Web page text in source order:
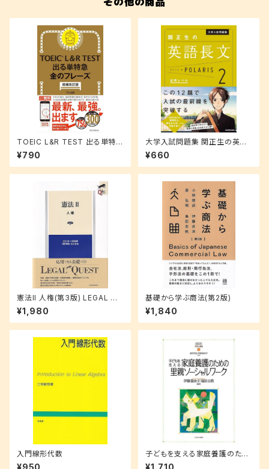
TOEIC L&R TEST 出る単特急
金のフレーズ(増補改訂版)
¥790
大学入試問題集 関正生の英語
長文ポラリス 2 (応用レベル)
¥660
憲法II 人権(第3版) LEGAL QU
EST
¥1,980
基礎から学ぶ商法(第2版)
¥1,840
入門線形代数
¥950
子どもを支える家庭養護のため
の里親ソーシャルワーク
¥1,710